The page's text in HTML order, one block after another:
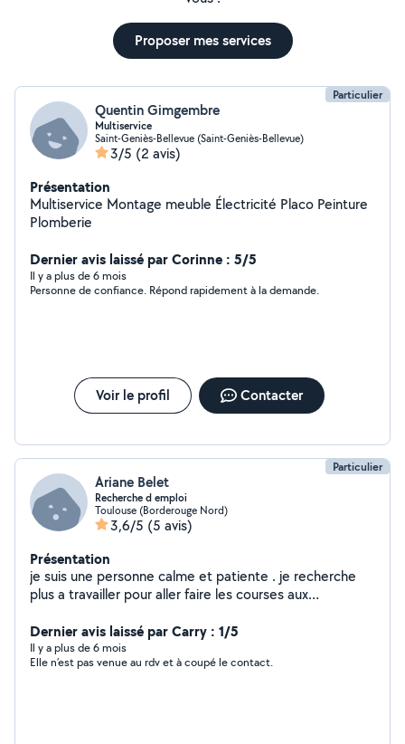
Proposer mes services
Particulier
Quentin Gimgembre
Multiservice
Saint-Geniès-Bellevue (Saint-Geniès-Bellevue)
3/5 (2 avis)
Présentation
Multiservice Montage meuble Électricité Placo Peinture
Plomberie
Dernier avis laissé par Corinne : 5/5
Il y a plus de 6 mois
Personne de confiance. Répond rapidement à la demande.
Voir le profil Contacter
Particulier
Ariane Belet
Recherche d emploi
Toulouse (Borderouge Nord)
3,6/5 (5 avis)
Présentation
je suis une personne calme et patiente . je recherche
plus a travailler pour aller faire les courses aux
peut egalement aller nourrir vos animaux les sortir en
journee la semaine . je ne suis pas disponible le week-
end.
Dernier avis laissé par Carry : 1/5
Il y a plus de 6 mois
Elle n’est pas venue au rdv et à coupé le contact.